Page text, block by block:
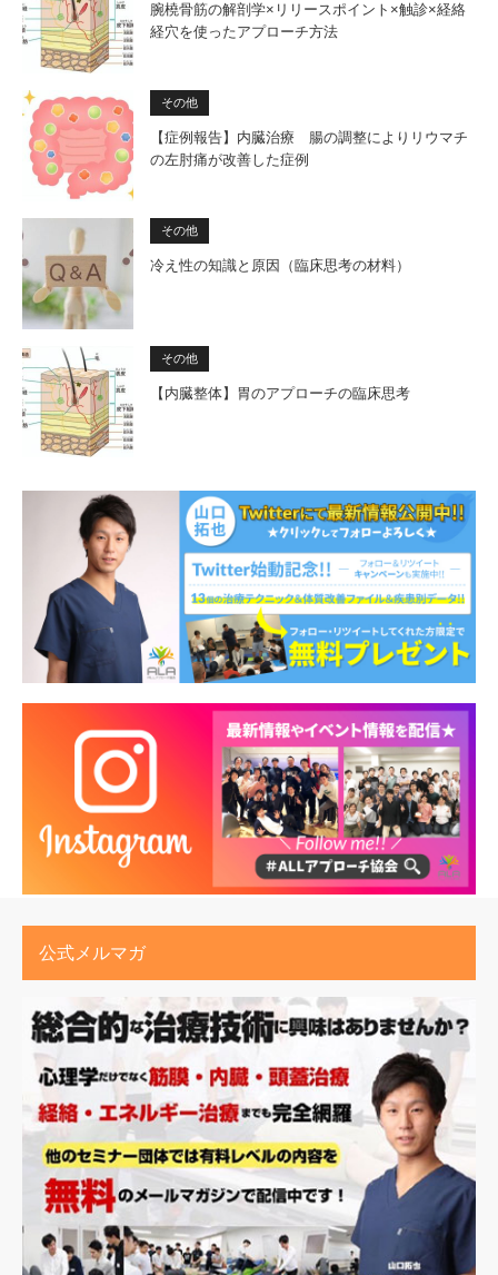
腕橈骨筋の解剖学×リリースポイント×触診×経絡
経穴を使ったアプローチ方法
その他
【症例報告】内臓治療 腸の調整によりリウマチ
の左肘痛が改善した症例
その他
冷え性の知識と原因（臨床思考の材料）
その他
【内臓整体】胃のアプローチの臨床思考
公式メルマガ